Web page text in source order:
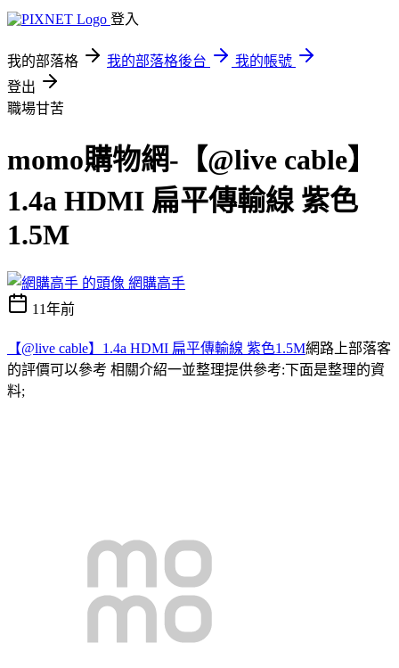
登入
我的部落格 我的部落格後台
我的帳號
登出
職場甘苦
momo購物網-【@live cable】
1.4a HDMI 扁平傳輸線 紫色
1.5M
網購高手
11年前
【@live cable】1.4a HDMI 扁平傳輸線 紫色1.5M網路上部落客
的評價可以參考 相關介紹一並整理提供參考:下面是整理的資
料;